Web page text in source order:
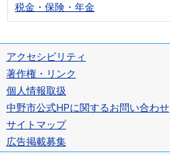
税金・保険・年金
アクセシビリティ
著作権・リンク
個人情報取扱
中野市公式HPに関するお問い合わせ
サイトマップ
広告掲載募集